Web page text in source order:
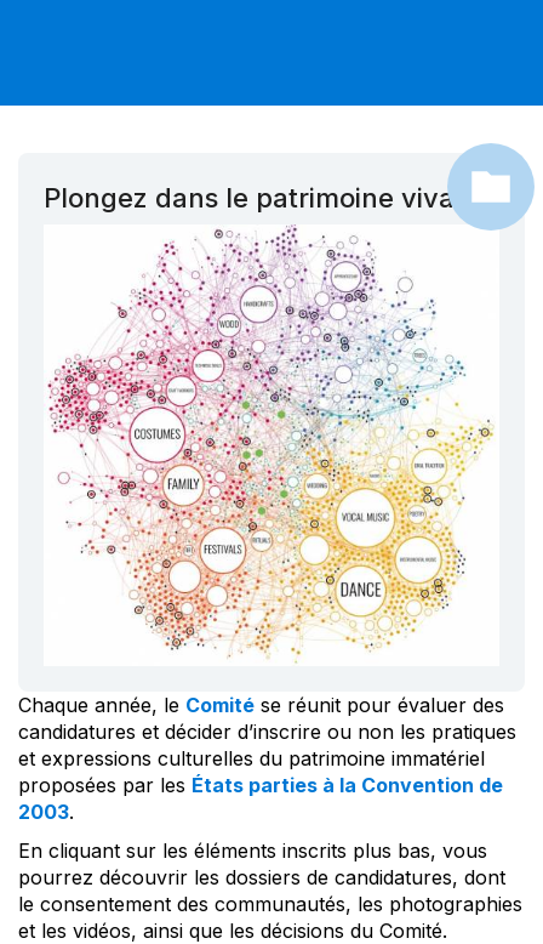
Plongez dans le patrimoine vivant !
Chaque année, le Comité se réunit pour évaluer des
candidatures et décider d’inscrire ou non les pratiques
et expressions culturelles du patrimoine immatériel
proposées par les États parties à la Convention de
2003.
En cliquant sur les éléments inscrits plus bas, vous
pourrez découvrir les dossiers de candidatures, dont
le consentement des communautés, les photographies
et les vidéos, ainsi que les décisions du Comité.